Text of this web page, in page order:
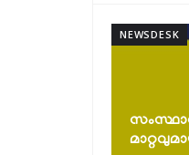
NEWSDESK